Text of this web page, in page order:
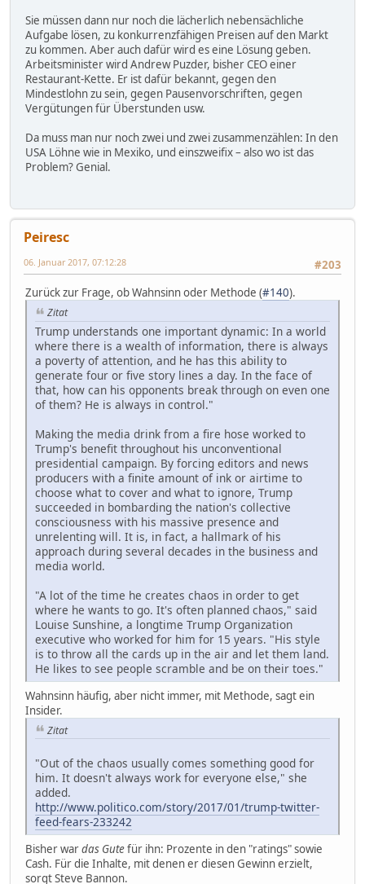
Sie müssen dann nur noch die lächerlich nebensächliche
Aufgabe lösen, zu konkurrenzfähigen Preisen auf den Markt
zu kommen. Aber auch dafür wird es eine Lösung geben.
Arbeitsminister wird Andrew Puzder, bisher CEO einer
Restaurant-Kette. Er ist dafür bekannt, gegen den
Mindestlohn zu sein, gegen Pausenvorschriften, gegen
Vergütungen für Überstunden usw.
Da muss man nur noch zwei und zwei zusammenzählen: In den
USA Löhne wie in Mexiko, und einszweifix – also wo ist das
Problem? Genial.
Peiresc
#203
06. Januar 2017, 07:12:28
Zurück zur Frage, ob Wahnsinn oder Methode (#140).
Zitat
Trump understands one important dynamic: In a world
where there is a wealth of information, there is always
a poverty of attention, and he has this ability to
generate four or five story lines a day. In the face of
that, how can his opponents break through on even one
of them? He is always in control."
Making the media drink from a fire hose worked to
Trump's benefit throughout his unconventional
presidential campaign. By forcing editors and news
producers with a finite amount of ink or airtime to
choose what to cover and what to ignore, Trump
succeeded in bombarding the nation's collective
consciousness with his massive presence and
unrelenting will. It is, in fact, a hallmark of his
approach during several decades in the business and
media world.
"A lot of the time he creates chaos in order to get
where he wants to go. It's often planned chaos," said
Louise Sunshine, a longtime Trump Organization
executive who worked for him for 15 years. "His style
is to throw all the cards up in the air and let them land.
He likes to see people scramble and be on their toes."
Wahnsinn häufig, aber nicht immer, mit Methode, sagt ein
Insider.
Zitat
"Out of the chaos usually comes something good for
him. It doesn't always work for everyone else," she
added.
http://www.politico.com/story/2017/01/trump-twitter-
feed-fears-233242
Bisher wardas Gutefür ihn: Prozente in den "ratings" sowie
Cash. Für die Inhalte, mit denen er diesen Gewinn erzielt,
sorgt Steve Bannon.